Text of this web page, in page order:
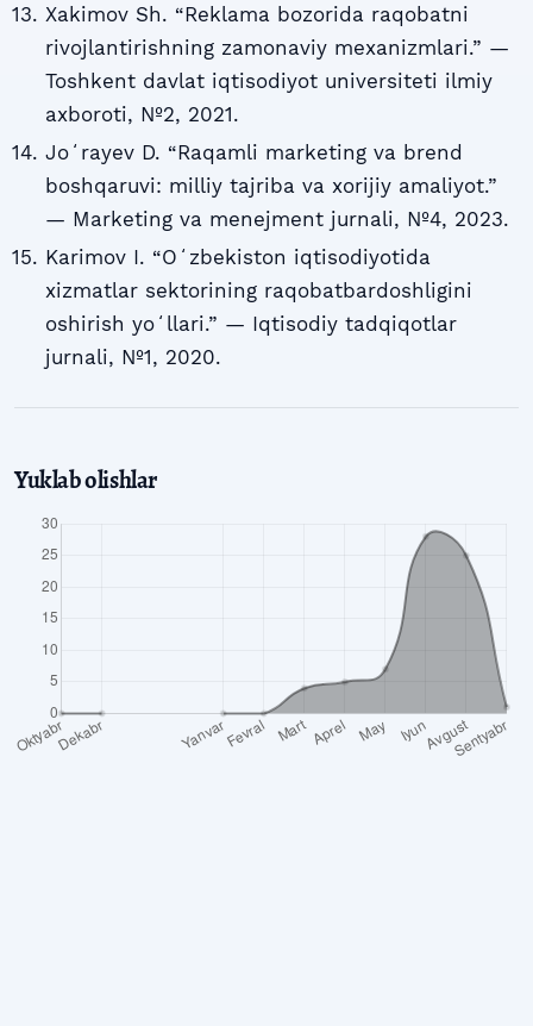
Xakimov Sh. “Reklama bozorida raqobatni
rivojlantirishning zamonaviy mexanizmlari.” —
Toshkent davlat iqtisodiyot universiteti ilmiy
axboroti, №2, 2021.
Joʻrayev D. “Raqamli marketing va brend
boshqaruvi: milliy tajriba va xorijiy amaliyot.”
— Marketing va menejment jurnali, №4, 2023.
Karimov I. “Oʻzbekiston iqtisodiyotida
xizmatlar sektorining raqobatbardoshligini
oshirish yoʻllari.” — Iqtisodiy tadqiqotlar
jurnali, №1, 2020.
Yuklab olishlar